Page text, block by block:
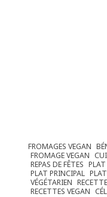
FROMAGES VEGAN
FROMAGE VEGAN
REPAS DE FÊTES PLAT
PLAT PRINCIPAL
VÉGÉTARIEN
RECETTES VEGAN